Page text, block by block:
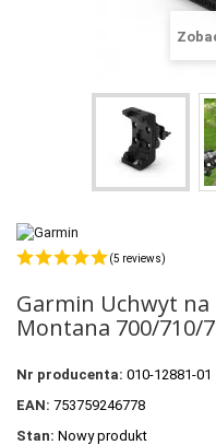
OBAKU DENMARK ZEGARKI
POLECANE PRODUKTY
PROMOCJE
WYPRZEDAŻ
(5 reviews)
Garmin Uchwyt
Montana 700/710/
Nr producenta: 010-12881-01
EAN: 753759246778
Stan: Nowy produkt